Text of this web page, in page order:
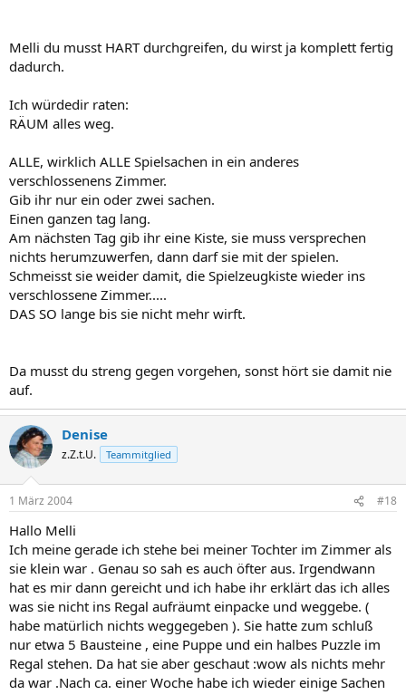
Melli du musst HART durchgreifen, du wirst ja komplett fertig
dadurch.
Ich würdedir raten:
RÄUM alles weg.
ALLE, wirklich ALLE Spielsachen in ein anderes
verschlossenens Zimmer.
Gib ihr nur ein oder zwei sachen.
Einen ganzen tag lang.
Am nächsten Tag gib ihr eine Kiste, sie muss versprechen
nichts herumzuwerfen, dann darf sie mit der spielen.
Schmeisst sie weider damit, die Spielzeugkiste wieder ins
verschlossene Zimmer.....
DAS SO lange bis sie nicht mehr wirft.
Da musst du streng gegen vorgehen, sonst hört sie damit nie
auf.
Denise
z.Z.t.U. Teammitglied
1 März 2004 #18
Hallo Melli
Ich meine gerade ich stehe bei meiner Tochter im Zimmer als
sie klein war . Genau so sah es auch öfter aus. Irgendwann
hat es mir dann gereicht und ich habe ihr erklärt das ich alles
was sie nicht ins Regal aufräumt einpacke und weggebe. (
habe matürlich nichts weggegeben ). Sie hatte zum schluß
nur etwa 5 Bausteine , eine Puppe und ein halbes Puzzle im
Regal stehen. Da hat sie aber geschaut :wow als nichts mehr
da war .Nach ca. einer Woche habe ich wieder einige Sachen